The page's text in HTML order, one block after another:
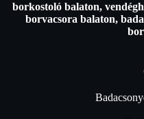
borkostoló balaton,
borvacsora balaton,